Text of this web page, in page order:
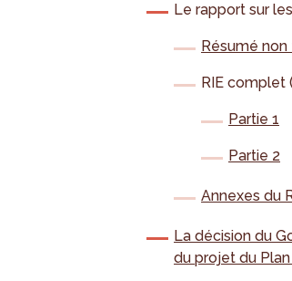
Le rapport sur
Résumé
RIE complet
Partie 1
Partie 2
Annexes du
La décision du
du projet du